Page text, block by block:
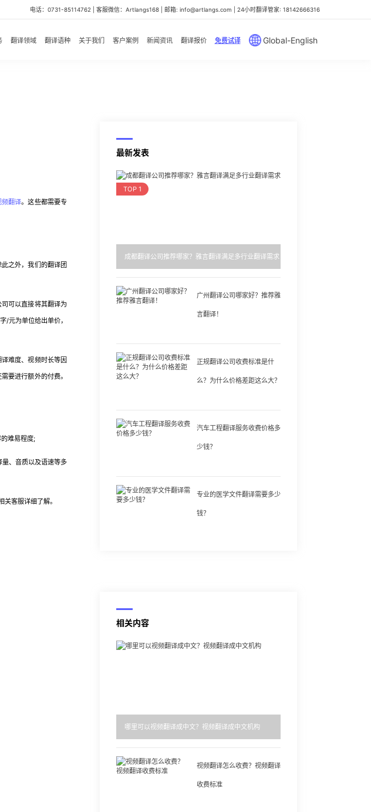
电话：0731-85114762 | 客服微信：Artlangs168 | 邮箱: info@artlangs.com | 24小时翻译管家: 18142666316
翻译领域 翻译语种 关于我们 客户案例 新闻资讯 翻译报价 免费试译 Global-English
频翻译。这些都需要专
之外，我们的翻译团
可以直接将其翻译为
/元为单位给出单价，
难度、视频时长等因
要进行额外的付费。
难易程度;
、音质以及语速等多
客服详细了解。
最新发表
TOP 1
成都翻译公司推荐哪家？雅言翻译满足多行业翻译需求
广州翻译公司哪家好？推荐雅
言翻译！
正规翻译公司收费标准是什
么？为什么价格差距这么大？
汽车工程翻译服务收费价格多
少钱？
专业的医学文件翻译需要多少
钱？
相关内容
哪里可以视频翻译成中文？视频翻译成中文机构
视频翻译怎么收费？视频翻译
收费标准